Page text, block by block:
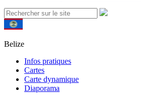
Belize
Infos pratiques
Cartes
Carte dynamique
Diaporama